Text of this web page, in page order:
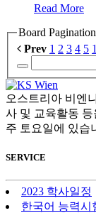
Read More
Board Pagination
Prev 1 2 3 4 5
오스트리아 비엔
사 및 교육활동
주 토요일에 있습
SERVICE
2023 학사일정
한국어 능력시